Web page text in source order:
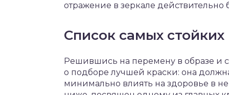
отражение в зеркале действительно
Список самых
Решившись на перемену в образе и
о подборе лучшей краски: она
минимально влиять на здоровье в